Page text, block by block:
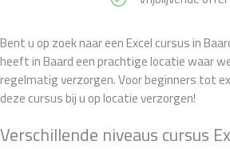
Bent u op zoek naar een Excel cursus in
heeft in Baard een prachtige locatie waar
regelmatig verzorgen. Voor beginners tot
deze cursus bij u op locatie verzorgen!
Verschillende niveaus cursus